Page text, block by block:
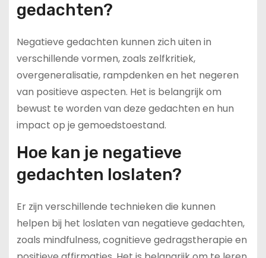
gedachten?
Negatieve gedachten kunnen zich uiten in
verschillende vormen, zoals zelfkritiek,
overgeneralisatie, rampdenken en het negeren
van positieve aspecten. Het is belangrijk om
bewust te worden van deze gedachten en hun
impact op je gemoedstoestand.
Hoe kan je negatieve
gedachten loslaten?
Er zijn verschillende technieken die kunnen
helpen bij het loslaten van negatieve gedachten,
zoals mindfulness, cognitieve gedragstherapie en